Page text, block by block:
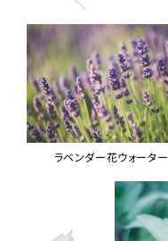
ラベンダー花ウォーター